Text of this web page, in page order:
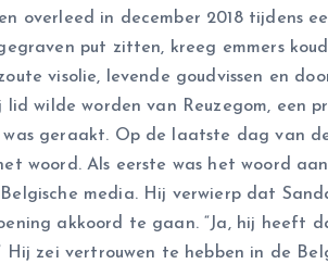
overleed in december 2018 tijdens
put zitten, kreeg emmers
visolie, levende goudvissen en
lid wilde worden van Reuzegom, een
was geraakt. Op de laatste dag van
woord. Als eerste was het woord
media. Hij verwierp dat
akkoord te gaan. “Ja, hij heeft
Hij zei vertrouwen te hebben in de